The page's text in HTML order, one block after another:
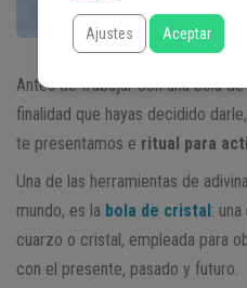
Antes de trabajar con una bola
finalidad que hayas decidido
te presentamos e ritual para
Una de las herramientas de
mundo, es la bola de cristal:
cuarzo o cristal, empleada para
con el presente, pasado y futuro.
Ajustes Aceptar